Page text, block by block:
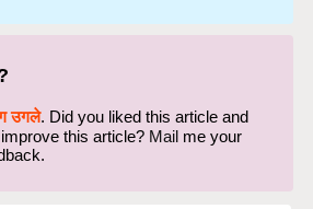
उगले. Did you liked this article and
this article? Mail me your